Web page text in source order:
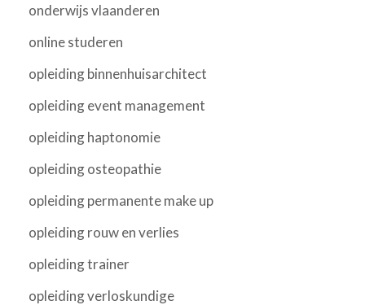
onderwijs vlaanderen
online studeren
opleiding binnenhuisarchitect
opleiding event management
opleiding haptonomie
opleiding osteopathie
opleiding permanente make up
opleiding rouw en verlies
opleiding trainer
opleiding verloskundige